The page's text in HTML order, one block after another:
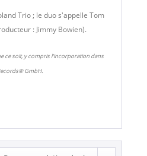
Trio ; le duo s'appelle Tom
: Jimmy Bowien).
ce soit, y compris l'incorporation dans
GmbH.